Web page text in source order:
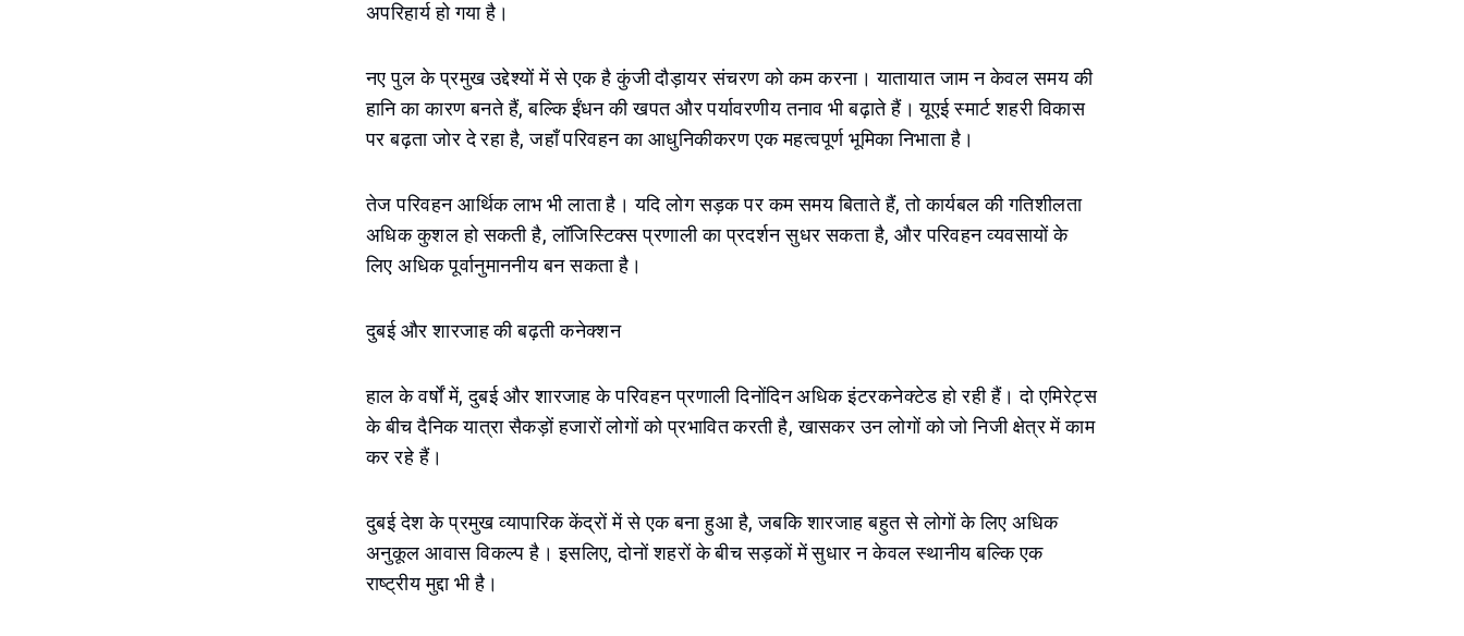
अपरिहार्य हो गया है।
नए पुल के प्रमुख उद्देश्यों में से एक है कुंजी दौड़ायर संचरण को कम करना। यातायात जाम न केवल समय की
हानि का कारण बनते हैं, बल्कि ईंधन की खपत और पर्यावरणीय तनाव भी बढ़ाते हैं। यूएई स्मार्ट शहरी विकास
पर बढ़ता जोर दे रहा है, जहाँ परिवहन का आधुनिकीकरण एक महत्वपूर्ण भूमिका निभाता है।
तेज परिवहन आर्थिक लाभ भी लाता है। यदि लोग सड़क पर कम समय बिताते हैं, तो कार्यबल की गतिशीलता
अधिक कुशल हो सकती है, लॉजिस्टिक्स प्रणाली का प्रदर्शन सुधर सकता है, और परिवहन व्यवसायों के
लिए अधिक पूर्वानुमाननीय बन सकता है।
दुबई और शारजाह की बढ़ती कनेक्शन
हाल के वर्षों में, दुबई और शारजाह के परिवहन प्रणाली दिनोंदिन अधिक इंटरकनेक्टेड हो रही हैं। दो एमिरेट्स
के बीच दैनिक यात्रा सैकड़ों हजारों लोगों को प्रभावित करती है, खासकर उन लोगों को जो निजी क्षेत्र में काम
कर रहे हैं।
दुबई देश के प्रमुख व्यापारिक केंद्रों में से एक बना हुआ है, जबकि शारजाह बहुत से लोगों के लिए अधिक
अनुकूल आवास विकल्प है। इसलिए, दोनों शहरों के बीच सड़कों में सुधार न केवल स्थानीय बल्कि एक
राष्ट्रीय मुद्दा भी है।